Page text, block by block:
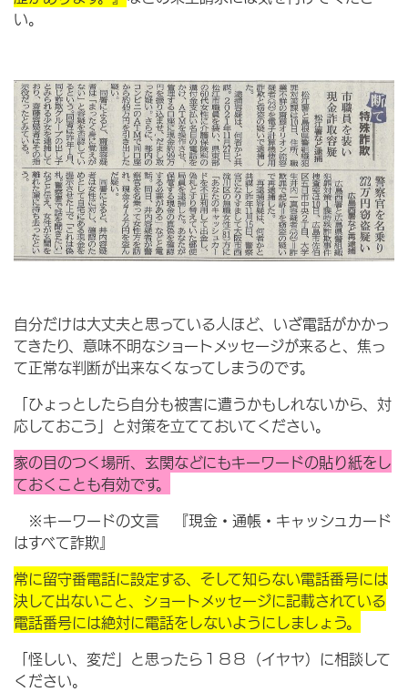
い。
自分だけは大丈夫と思っている人ほど、いざ電話がかかっ
てきたり、意味不明なショートメッセージが来ると、焦っ
て正常な判断が出来なくなってしまうのです。
「ひょっとしたら自分も被害に遭うかもしれないから、対
応しておこう」と対策を立てておいてください。
家の目のつく場所、玄関などにもキーワードの貼り紙をし
ておくことも有効です。
※キーワードの文言 『現金・通帳・キャッシュカード
はすべて詐欺』
常に留守番電話に設定する、そして知らない電話番号には
決して出ないこと、ショートメッセージに記載されている
電話番号には絶対に電話をしないようにしましょう。
「怪しい、変だ」と思ったら１８８（イヤヤ）に相談して
ください。